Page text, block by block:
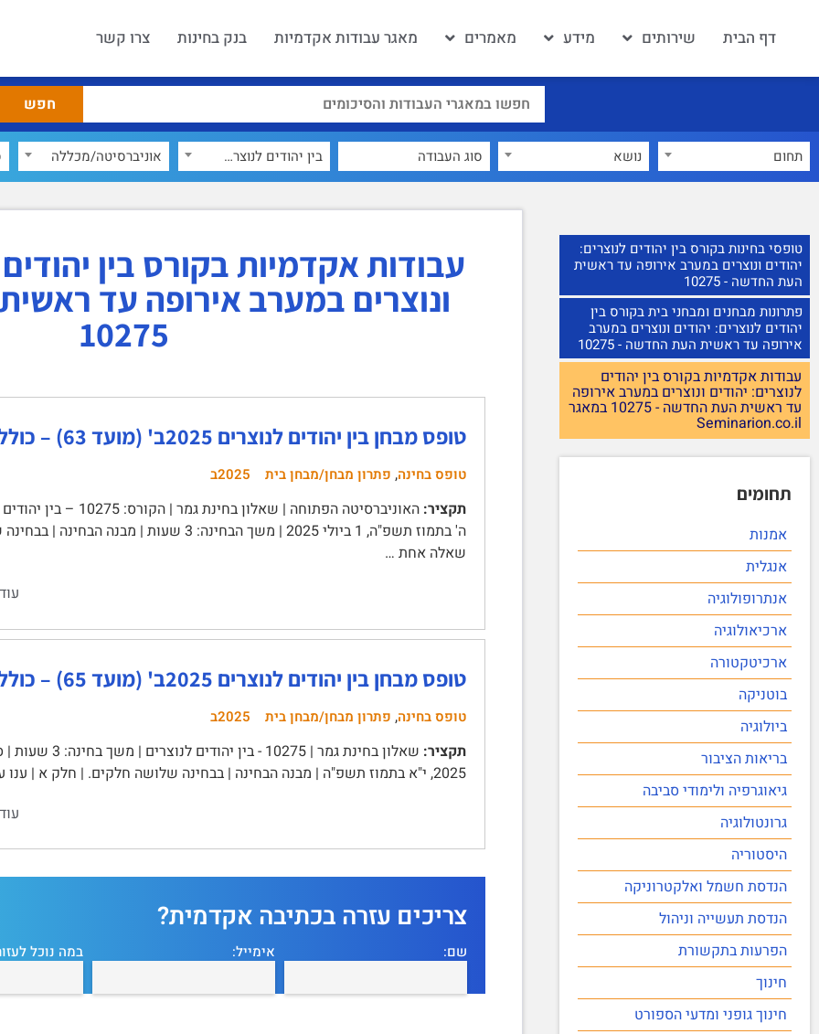
דף הבית שירותים מידע מאמרים מאגר עבודות אקדמיות בנק בחינות צרו קשר
תחום נושא בין יהודים לנוצרים: יהודים ונוצרים במערב אירופה עד ראשית העת החדשה - 10275 אוניברסיטה/מכללה
טופסי בחינות בקורס בין יהודים לנוצרים:
יהודים ונוצרים במערב אירופה עד ראשית
העת החדשה - 10275
פתרונות מבחנים ומבחני בית בקורס בין
יהודים לנוצרים: יהודים ונוצרים במערב
אירופה עד ראשית העת החדשה - 10275
עבודות אקדמיות בקורס בין יהודים
לנוצרים: יהודים ונוצרים במערב אירופה
עד ראשית העת החדשה - 10275 במאגר
Seminarion.co.il
תחומים
אמנות
אנגלית
אנתרופולוגיה
ארכיאולוגיה
ארכיטקטורה
בוטניקה
ביולוגיה
בריאות הציבור
גיאוגרפיה ולימודי סביבה
גרונטולוגיה
היסטוריה
הנדסת חשמל ואלקטרוניקה
הנדסת תעשייה וניהול
הפרעות בתקשורת
חינוך
חינוך גופני ומדעי הספורט
עבודות אקדמיות בקורס בין
ונוצרים במערב אירופה עד
10275
טופס מבחן בין יהודים לנוצרים 2025ב' (מועד 63) – כולל פתרון!
טופס בחינה, פתרון מבחן/מבחן בית 2025ב
תקציר:
ה' בתמוז תשפ"ה, 1 ביולי 2025 | משך הבחינה: 3
שאלה אחת …
טופס מבחן בין יהודים לנוצרים 2025ב' (מועד 65) – כולל פתרון!
טופס בחינה, פתרון מבחן/מבחן בית 2025ב
תקציר:
2025, י"א בתמוז תשפ"ה | מבנה הבחינה | בבחינה שלושה חלקים. | חלק א | ענו על שאלה אחת מבין שתי השאלות …
צריכים עזרה בכתיבה אקדמית?
שם: אימייל: במה נוכל